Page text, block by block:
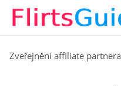
Zveřejnění affiliate partnera